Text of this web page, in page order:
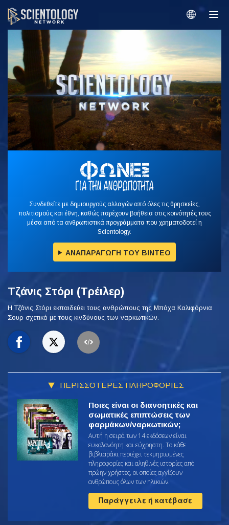
Συνδεθείτε με δημιουργούς αλλαγών από όλες τις θρησκείες,
πολιτισμούς και έθνη, καθώς παρέχουν βοήθεια στις κοινότητές τους
μέσα από τα ανθρωπιστικά προγράμματα που χρηματοδοτεί η
Scientology.
ΑΝΑΠΑΡΑΓΩΓΗ ΤΟΥ ΒΙΝΤΕΟ
Τζάνις Στόρι (Τρέιλερ)
Η Τζάνις Στόρι εκπαιδεύει τους ανθρώπους της Μπάχα Καλιφόρνια
Σουρ σχετικά με τους κινδύνους των ναρκωτικών.
ΠΕΡΙΣΣΟΤΕΡΕΣ ΠΛΗΡΟΦΟΡΙΕΣ
Ποιες είναι οι διανοητικές και
σωματικές επιπτώσεις των
φαρμάκων/ναρκωτικών;
Αυτή η σειρά των 14 εκδόσεων είναι
ευκολονόητη και εύχρηστη. Το κάθε
βιβλιαράκι περιέχει τεκμηριωμένες
πληροφορίες και αληθινές ιστορίες από
πρώην χρήστες, οι οποίες αγγίζουν
ανθρώπους όλων των ηλικιών.
Παράγγειλε ή κατέβασε